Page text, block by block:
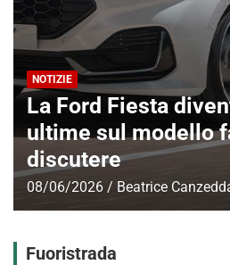
diventa francese: le
fanno
Canzedda
Fuoristrada